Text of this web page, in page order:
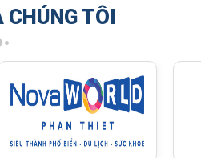
CHÚNG TÔI